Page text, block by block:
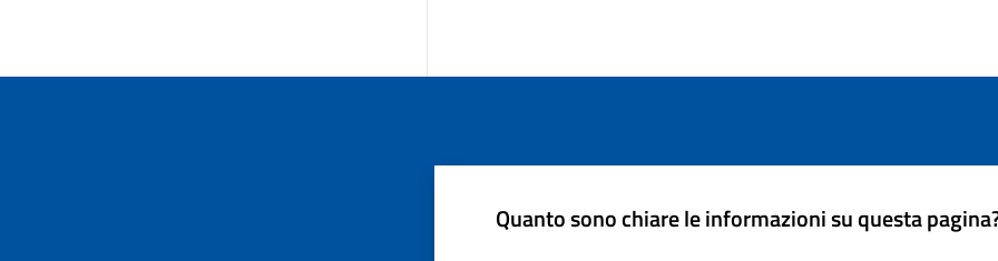
Quanto sono chiare le informazioni su questa